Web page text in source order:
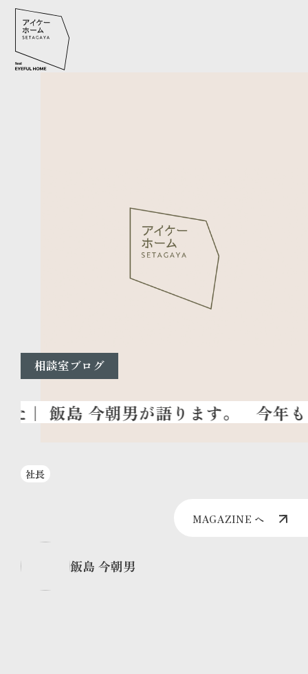
相談室ブログ
今年も
社長
MAGAZINE へ
飯島 今朝男